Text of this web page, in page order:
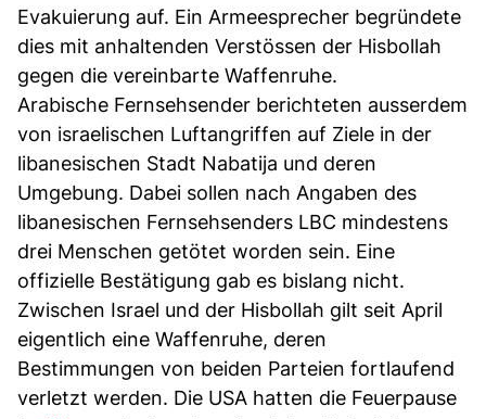
Evakuierung auf. Ein Armeesprecher begründete
dies mit anhaltenden Verstössen der Hisbollah
gegen die vereinbarte Waffenruhe.
Arabische Fernsehsender berichteten ausserdem
von israelischen Luftangriffen auf Ziele in der
libanesischen Stadt Nabatija und deren
Umgebung. Dabei sollen nach Angaben des
libanesischen Fernsehsenders LBC mindestens
drei Menschen getötet worden sein. Eine
offizielle Bestätigung gab es bislang nicht.
Zwischen Israel und der Hisbollah gilt seit April
eigentlich eine Waffenruhe, deren
Bestimmungen von beiden Parteien fortlaufend
verletzt werden. Die USA hatten die Feuerpause